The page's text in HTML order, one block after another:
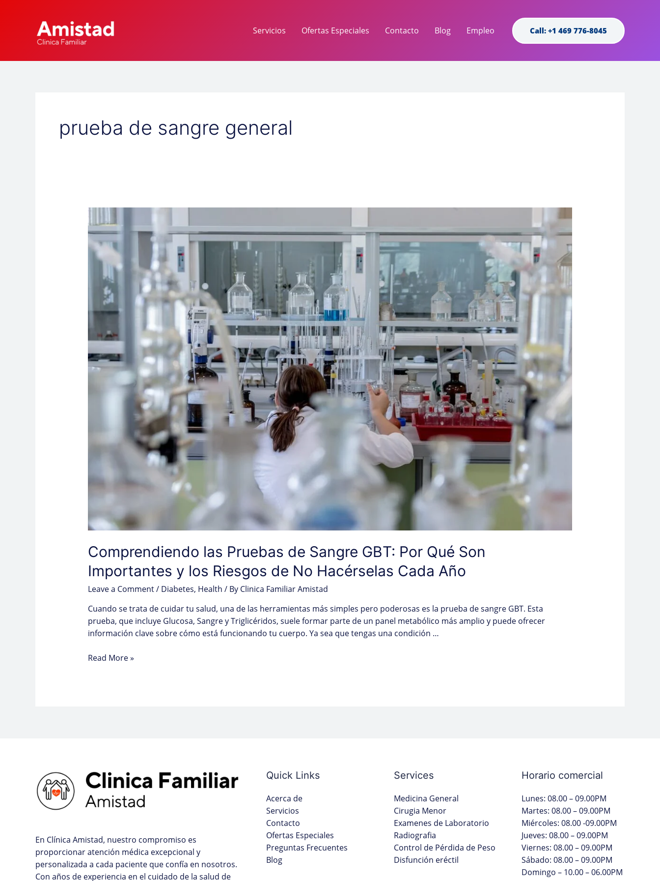
Servicios Ofertas Especiales Contacto Blog Empleo Call: +1 469 776-8045
prueba de sangre general
Comprendiendo las Pruebas de Sangre GBT: Por Qué Son
Importantes y los Riesgos de No Hacérselas Cada Año
Leave a Comment/ Diabetes, Health / By Clinica Familiar Amistad
Cuando se trata de cuidar tu salud, una de las herramientas más simples pero poderosas es la prueba de sangre GBT. Esta
prueba, que incluye Glucosa, Sangre y Triglicéridos, suele formar parte de un panel metabólico más amplio y puede ofrecer
información clave sobre cómo está funcionando tu cuerpo. Ya sea que tengas una condición …
las
Pruebas
de
Sangre
GBT:
Son
Riesgos
de
Hacérselas
Read More »
En Clínica Amistad, nuestro compromiso es
proporcionar atención médica excepcional y
personalizada a cada paciente que confía en nosotros.
Con años de experiencia en el cuidado de la salud de
Quick Links
Acerca de
Servicios
Contacto
Ofertas Especiales
Preguntas Frecuentes
Blog
Services
Medicina General
Cirugia Menor
Examenes de Laboratorio
Radiografia
Control de Pérdida de Peso
Disfunción eréctil
Horario comercial
Lunes: 08.00 – 09.00PM
Martes: 08.00 – 09.00PM
Miércoles: 08.00 -09.00PM
Jueves: 08.00 – 09.00PM
Viernes: 08.00 – 09.00PM
Sábado: 08.00 – 09.00PM
Domingo – 10.00 – 06.00PM